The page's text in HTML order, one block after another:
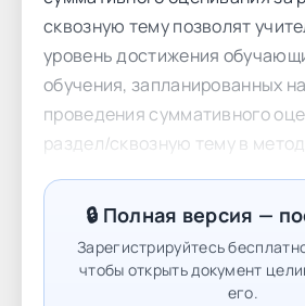
сквозную тему позволят
уровень достижения
обучения, запланированных
проведения суммативного
раздел/сквозную тему в
критерии оценивания с
баллами. Также в сборнике
возможные уровни учебных
обучающихся (рубрики).
🔒 Полная версия —
Зарегистрируйтесь
чтобы открыть документ
его.